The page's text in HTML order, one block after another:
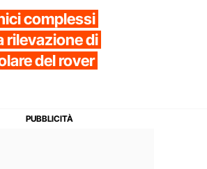
complessi
rilevazione di
del rover